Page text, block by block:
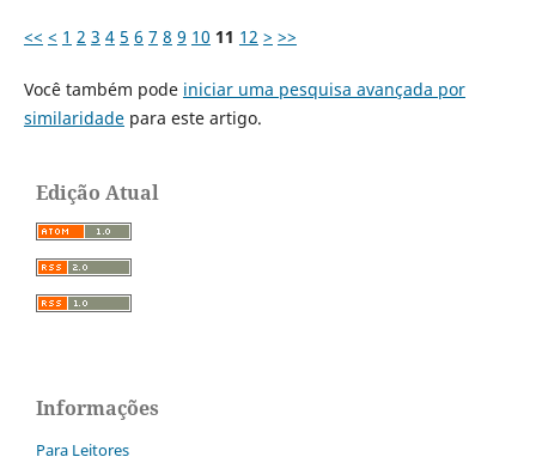
<< < 1 2 3 4 5 6 7 8 9 10 11 12 > >>
Você também pode iniciar uma pesquisa avançada por
similaridadepara este artigo.
Edição Atual
Informações
Para Leitores